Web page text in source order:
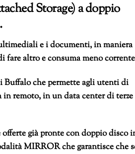
Storage) a doppio
e i documenti, in maniera
fare altro e consuma meno
che permette agli utenti di
remoto, in un data center di terze
già pronte con doppio disco
MIRROR che garantisce che